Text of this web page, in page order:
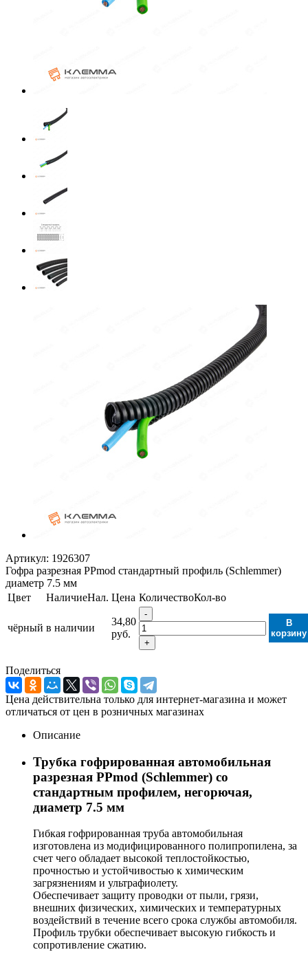
Артикул: 1926307
Гофра разрезная PPmod стандартный профиль (Schlemmer)
диаметр 7.5 мм
Цвет
НаличиеНал. Цена КоличествоКол-во
чёрный в наличии
34,80
руб.
-
+
В
корзину
Поделиться
Цена действительна только для интернет-магазина и может
отличаться от цен в розничных магазинах
Описание
Трубка гофрированная автомобильная
разрезная PPmod (Schlemmer) со
стандартным профилем, негорючая,
диаметр 7.5 мм
Гибкая гофрированная труба автомобильная
изготовлена из модифицированного полипропилена, за
счет чего обладает высокой теплостойкостью,
прочностью и устойчивостью к химическим
загрязнениям и ультрафиолету.
Обеспечивает защиту проводки от пыли, грязи,
внешних физических, химических и температурных
воздействий в течение всего срока службы автомобиля.
Профиль трубки обеспечивает высокую гибкость и
сопротивление сжатию.